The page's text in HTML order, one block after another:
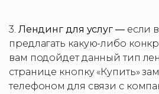
3. Лендинг для услуг —если
предлагать какую-либо
вам подойдет данный тип
странице кнопку «Купить»
телефоном для связи с